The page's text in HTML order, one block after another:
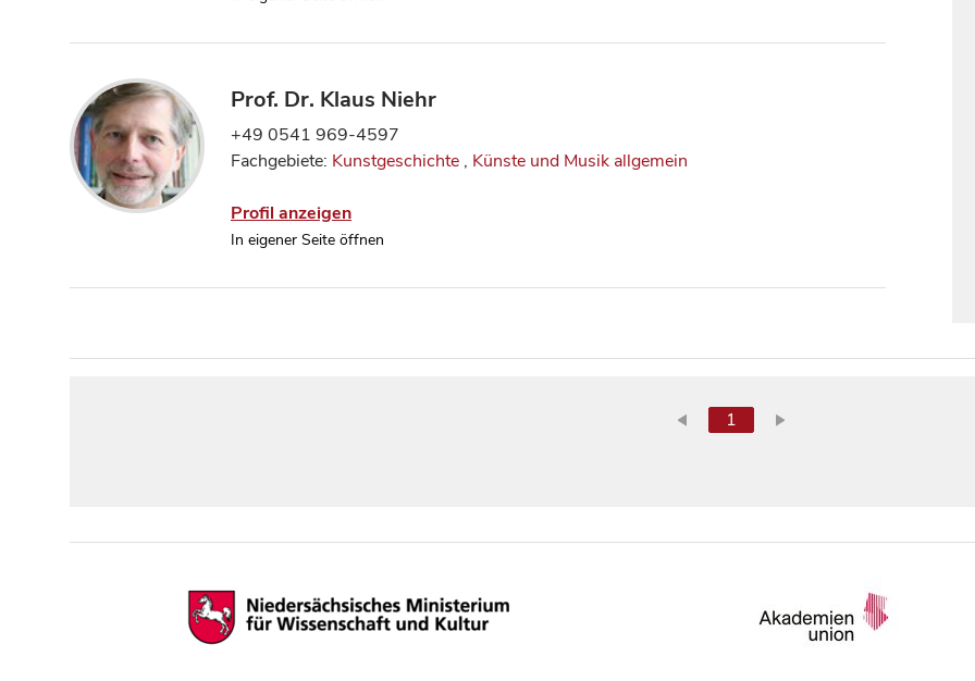
Prof. Dr. Klaus Niehr
+49 0541 969-4597
Fachgebiete: Kunstgeschichte , Künste und Musik allgemein
Profil anzeigen
In eigener Seite öffnen
1